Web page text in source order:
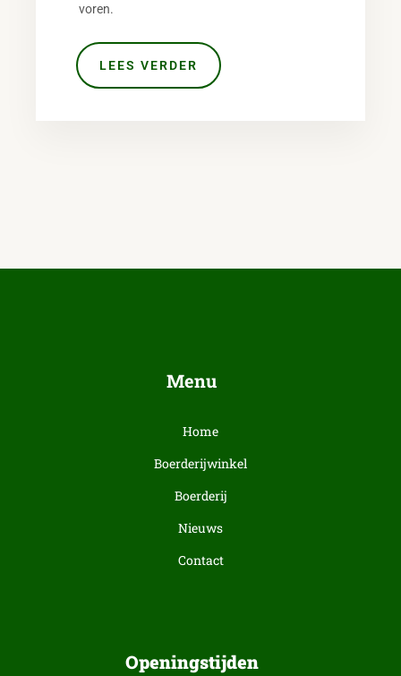
voren.
LEES VERDER
Menu
Home
Boerderijwinkel
Boerderij
Nieuws
Contact
Openingstijden